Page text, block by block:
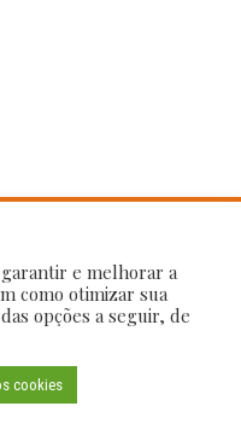
Uso
e melhorar a
como otimizar sua
opções a seguir, de
cookies